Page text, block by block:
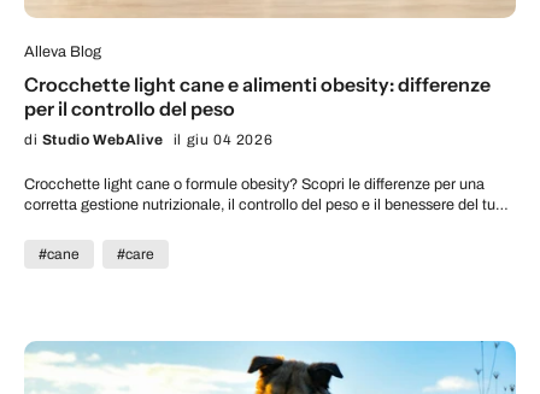
Alleva Blog
Crocchette light cane e alimenti obesity: differenze
per il controllo del peso
di Studio WebAlive il giu 04 2026
Crocchette light cane o formule obesity? Scopri le differenze per una
corretta gestione nutrizionale, il controllo del peso e il benessere del tuo
#cane
#care